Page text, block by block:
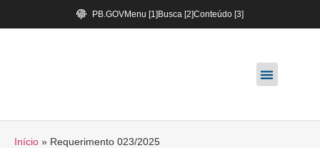
PB.GOVMenu [1] Busca [2]Conteúdo [3]
Início » Requerimento 023/2025